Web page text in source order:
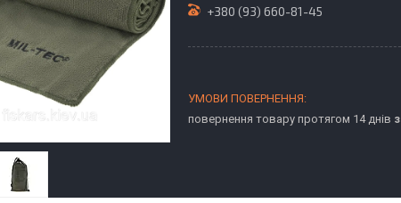
+380 (93) 660-81-45
повернення товару протягом 14 днів